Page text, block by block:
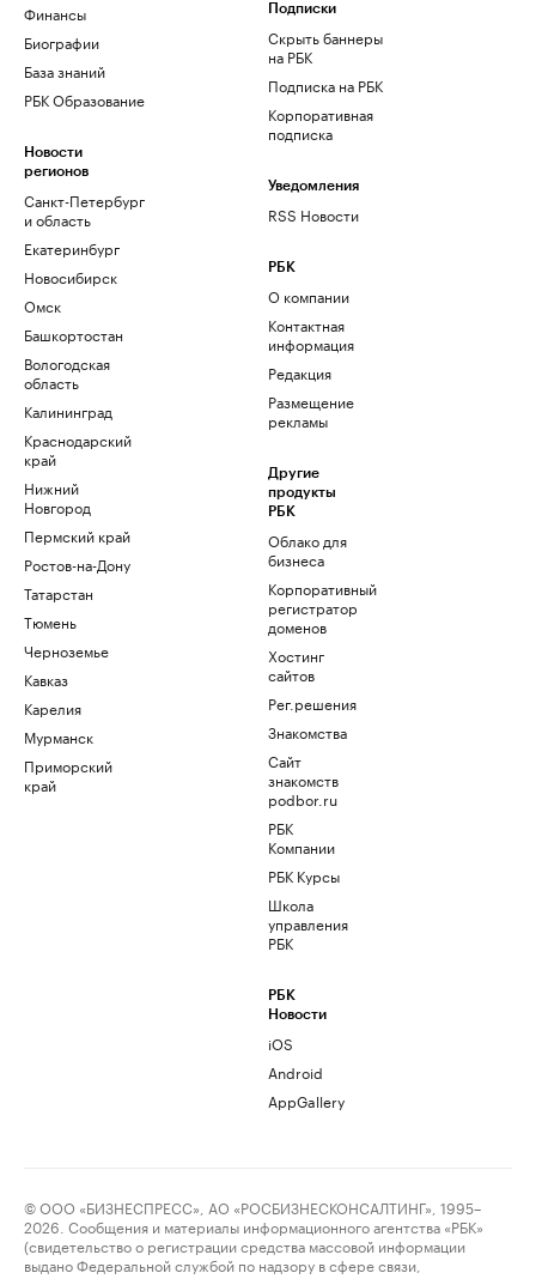
Финансы
Биографии
База знаний
РБК Образование
Новости
регионов
Санкт-Петербург
и область
Екатеринбург
Новосибирск
Омск
Башкортостан
Вологодская
область
Калининград
Краснодарский
край
Нижний
Новгород
Пермский край
Ростов-на-Дону
Татарстан
Тюмень
Черноземье
Кавказ
Карелия
Мурманск
Приморский
край
Подписки
Скрыть баннеры
на РБК
Подписка на РБК
Корпоративная
подписка
Уведомления
RSS Новости
РБК
О компании
Контактная
информация
Редакция
Размещение
рекламы
Другие
продукты
РБК
Облако для
бизнеса
Корпоративный
регистратор
доменов
Хостинг
сайтов
Рег.решения
Знакомства
Сайт
знакомств
podbor.ru
РБК
Компании
РБК Курсы
Школа
управления
РБК
РБК
Новости
iOS
Android
AppGallery
© ООО «БИЗНЕСПРЕСС», АО «РОСБИЗНЕСКОНСАЛТИНГ», 1995–
2026. Сообщения и материалы информационного агентства «РБК»
(свидетельство о регистрации средства массовой информации
выдано Федеральной службой по надзору в сфере связи,